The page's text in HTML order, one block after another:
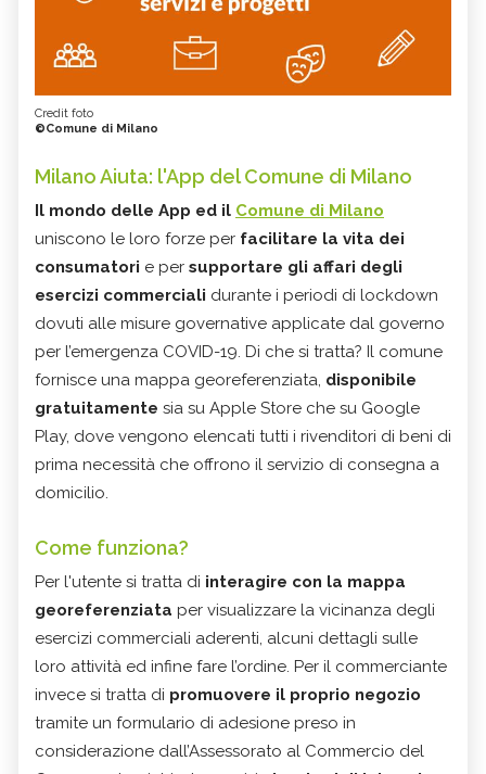
Credit foto
©Comune di Milano
Milano Aiuta: l'App del Comune di Milano
Il mondo delle App ed il Comune di Milano
uniscono le loro forze per facilitare la vita dei
consumatori e per supportare gli affari degli
esercizi commerciali durante i periodi di lockdown
dovuti alle misure governative applicate dal governo
per l’emergenza COVID-19. Di che si tratta? Il comune
fornisce una mappa georeferenziata, disponibile
gratuitamente sia su Apple Store che su Google
Play, dove vengono elencati tutti i rivenditori di beni di
prima necessità che offrono il servizio di consegna a
domicilio.
Come funziona?
Per l'utente si tratta di interagire con la mappa
georeferenziata per visualizzare la vicinanza degli
esercizi commerciali aderenti, alcuni dettagli sulle
loro attività ed infine fare l’ordine. Per il commerciante
invece si tratta di promuovere il proprio negozio
tramite un formulario di adesione preso in
considerazione dall’Assessorato al Commercio del